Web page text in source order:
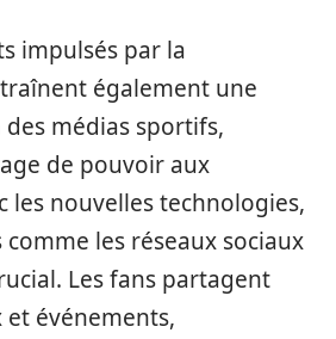
impulsés par la
également une
médias sportifs,
de pouvoir aux
les nouvelles technologies,
les réseaux sociaux
Les fans partagent
et événements,